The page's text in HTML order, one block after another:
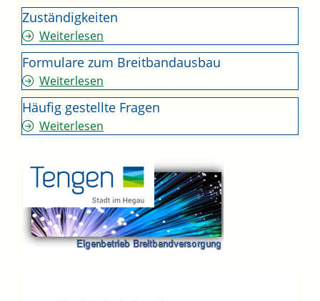
Zuständigkeiten
Weiterlesen
Formulare zum Breitbandausbau
Weiterlesen
Häufig gestellte Fragen
Weiterlesen